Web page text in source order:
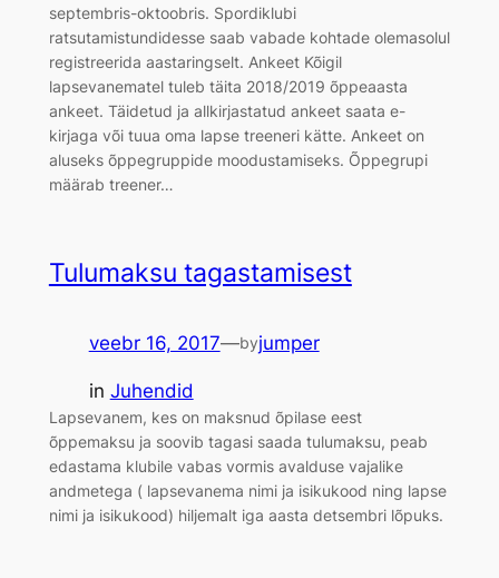
septembris-oktoobris. Spordiklubi
ratsutamistundidesse saab vabade kohtade olemasolul
registreerida aastaringselt. Ankeet Kõigil
lapsevanematel tuleb täita 2018/2019 õppeaasta
ankeet. Täidetud ja allkirjastatud ankeet saata e-
kirjaga või tuua oma lapse treeneri kätte. Ankeet on
aluseks õppegruppide moodustamiseks. Õppegrupi
määrab treener…
Tulumaksu tagastamisest
veebr 16, 2017—byjumper
in Juhendid
Lapsevanem, kes on maksnud õpilase eest
õppemaksu ja soovib tagasi saada tulumaksu, peab
edastama klubile vabas vormis avalduse vajalike
andmetega ( lapsevanema nimi ja isikukood ning lapse
nimi ja isikukood) hiljemalt iga aasta detsembri lõpuks.